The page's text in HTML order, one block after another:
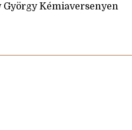
György Kémiaversenyen